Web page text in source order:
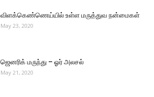
விளக்கெண்ணெய்யில் உள்ள மருத்துவ நன்மைகள்
May 23, 2020
ஜெனரிக் மருந்து – ஓர் அலசல்
May 21, 2020